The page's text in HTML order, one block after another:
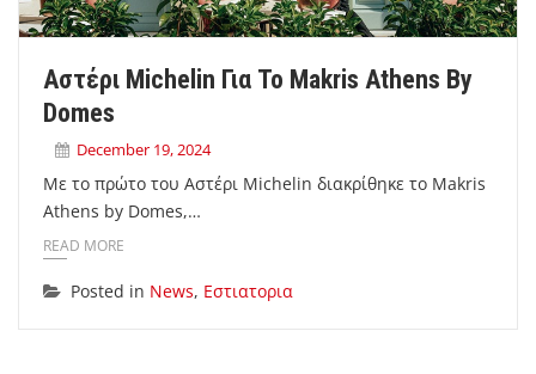
Αστέρι Michelin Για Το Makris Athens By
Domes
December 19, 2024
Με το πρώτο του Αστέρι Michelin διακρίθηκε το Makris
Athens by Domes,…
READ MORE
Posted in News, Εστιατορια